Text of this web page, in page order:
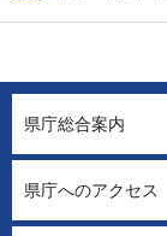
県庁総合案内
県庁へのアクセス